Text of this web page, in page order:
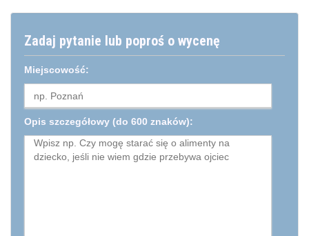
Zadaj pytanie lub poproś o wycenę
Miejscowość:
Opis szczegółowy (do 600 znaków):